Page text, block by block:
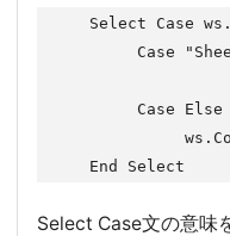
               ws.Columns.AutoFit
     End Select
Select Case文の意味